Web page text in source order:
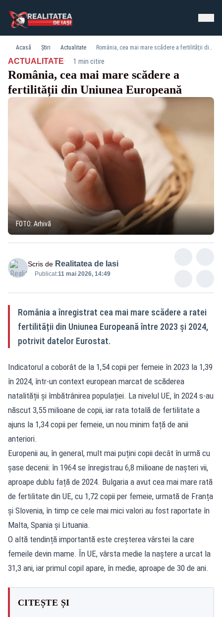
Acasă Știri Actualitate România, cea mai mare scădere a fertilității din Uniunea Europeană
ACTUALITATE· 1 min citire
România, cea mai mare scădere a
fertilității din Uniunea Europeană
FOTO: Arhivă
Scris de Realitatea de Iasi
Publicat:11 mai 2026, 14:49
România a înregistrat cea mai mare scădere a ratei
fertilității din Uniunea Europeană între 2023 și 2024,
potrivit datelor Eurostat.
Indicatorul a coborât de la 1,54 copii per femeie în 2023 la 1,39
în 2024, într-un context european marcat de scăderea
natalității și îmbătrânirea populației. La nivelul UE, în 2024 s-au
născut 3,55 milioane de copii, iar rata totală de fertilitate a
ajuns la 1,34 copii per femeie, un nou minim față de anii
anteriori.
Europenii au, în general, mult mai puțini copii decât în urmă cu
șase decenii: în 1964 se înregistrau 6,8 milioane de nașteri vii,
aproape dublu față de 2024. Bulgaria a avut cea mai mare rată
de fertilitate din UE, cu 1,72 copii per femeie, urmată de Franța
și Slovenia, în timp ce cele mai mici valori au fost raportate în
Malta, Spania și Lituania.
O altă tendință importantă este creșterea vârstei la care
femeile devin mame. În UE, vârsta medie la naștere a urcat la
31,3 ani, iar primul copil apare, în medie, aproape de 30 de ani.
CITEȘTE ȘI